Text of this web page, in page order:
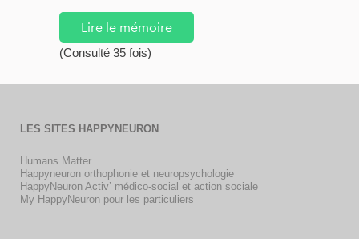
Lire le mémoire
(Consulté 35 fois)
LES SITES HAPPYNEURON
Humans Matter
Happyneuron orthophonie et neuropsychologie
HappyNeuron Activ’ médico-social et action sociale
My HappyNeuron pour les particuliers